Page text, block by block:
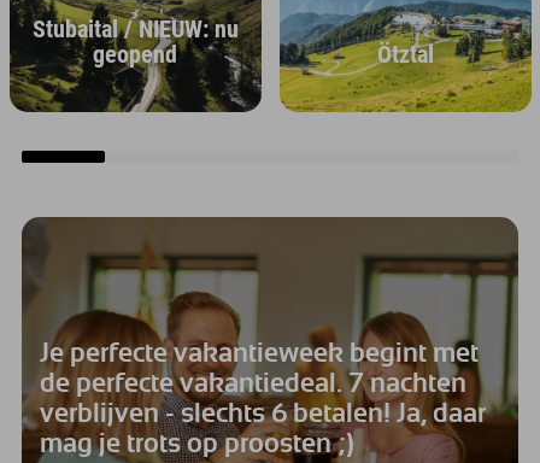
Stubaital / NIEUW: nu
geopend
Ötztal
Je perfecte vakantieweek begint met
de perfecte vakantiedeal. 7 nachten
verblijven - slechts 6 betalen! Ja, daar
mag je trots op proosten ;)